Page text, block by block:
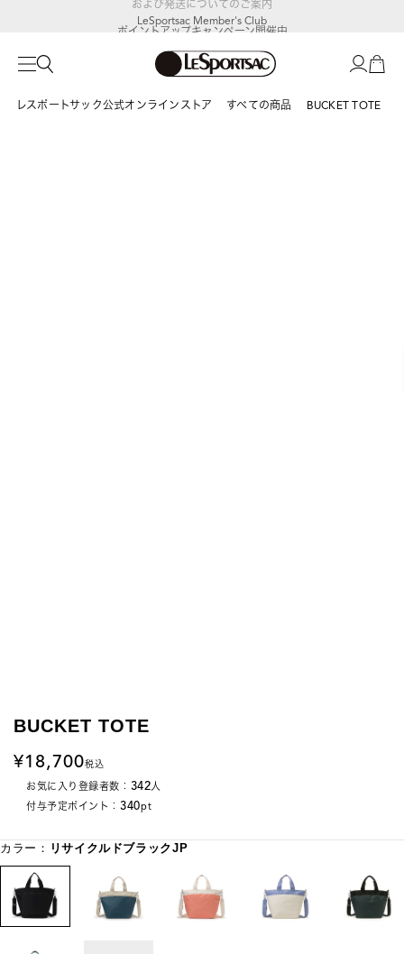
LeSportsac Member's Club
ポイントアップキャンペーン開催中
レスポートサック公式オンラインストア すべての商品 BUCKET TOTE
BUCKET TOTE
18,700税込
お気に入り登録者数： 342人
付与予定ポイント： 340pt
カラー： リサイクルドブラックJP